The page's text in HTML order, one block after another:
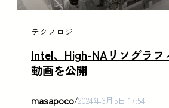
テクノロジー
Intel、High-NAリソグラフ
動画を公開
masapoco/2024年3月5日 17:54